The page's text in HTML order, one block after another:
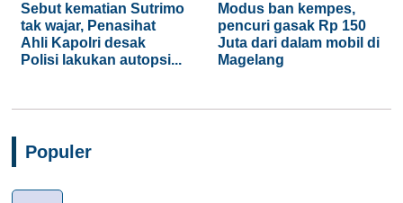
Sebut kematian Sutrimo
tak wajar, Penasihat
Ahli Kapolri desak
Polisi lakukan autopsi...
Modus ban kempes,
pencuri gasak Rp 150
Juta dari dalam mobil di
Magelang
Populer